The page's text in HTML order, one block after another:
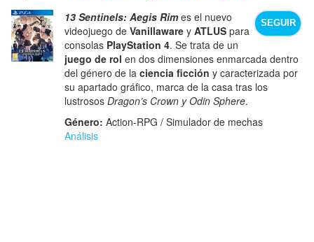
SEGUIR
13 Sentinels: Aegis Rimes el nuevo
videojuego deVanillaware yATLUS para
consolas PlayStation 4. Se trata de un
juego de rol en dos dimensiones enmarcada dentro
del género de laciencia ficción y caracterizada por
su apartado gráfico, marca de la casa tras los
lustrosos Dragon’s Crown y Odin Sphere.
Género: Action-RPG / Simulador de mechas
Análisis